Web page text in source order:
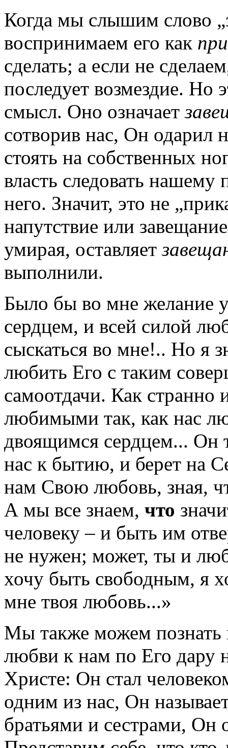
Когда мы слышим слово
воспринимаем его как
сделать; а если не
последует возмездие. Но
смысл. Оно означает
сотворив нас, Он одарил
стоять на собственных
власть следовать
него. Значит, это не
напутствие или
умирая, оставляет
выполнили.
Было бы во мне желание
сердцем, и всей силой
сыскаться во мне!.. Но я
любить Его с таким
самоотдачи. Как странно
любимыми так, как нас
двоящимся сердцем... Он
нас к бытию, и берет на
нам Свою любовь, зная,
А мы все знаем, что
человеку – и быть им
не нужен; может, ты и
хочу быть свободным, я
мне твоя любовь...»
Мы также можем познать
любви к нам по Его дару
Христе: Он стал
одним из нас, Он
братьями и сестрами, Он